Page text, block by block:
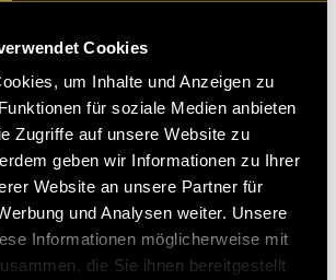
Cookies
um Inhalte und Anzeigen zu
für soziale Medien anbieten
Zugriffe auf unsere Website zu
geben wir Informationen zu Ihrer
Website an unsere Partner für
und Analysen weiter. Unsere
Informationen möglicherweise mit
die Sie ihnen bereitgestellt